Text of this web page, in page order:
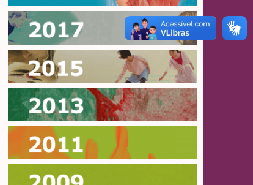
2017
2015
2013